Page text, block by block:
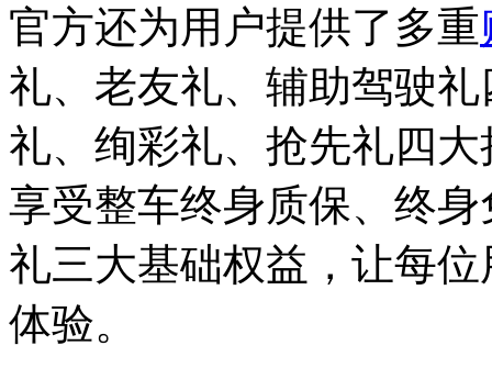
官方还为用户提供了多重
礼、老友礼、辅助驾驶
礼、绚彩礼、抢先礼四
享受整车终身质保、终
礼三大基础权益，让每
体验。